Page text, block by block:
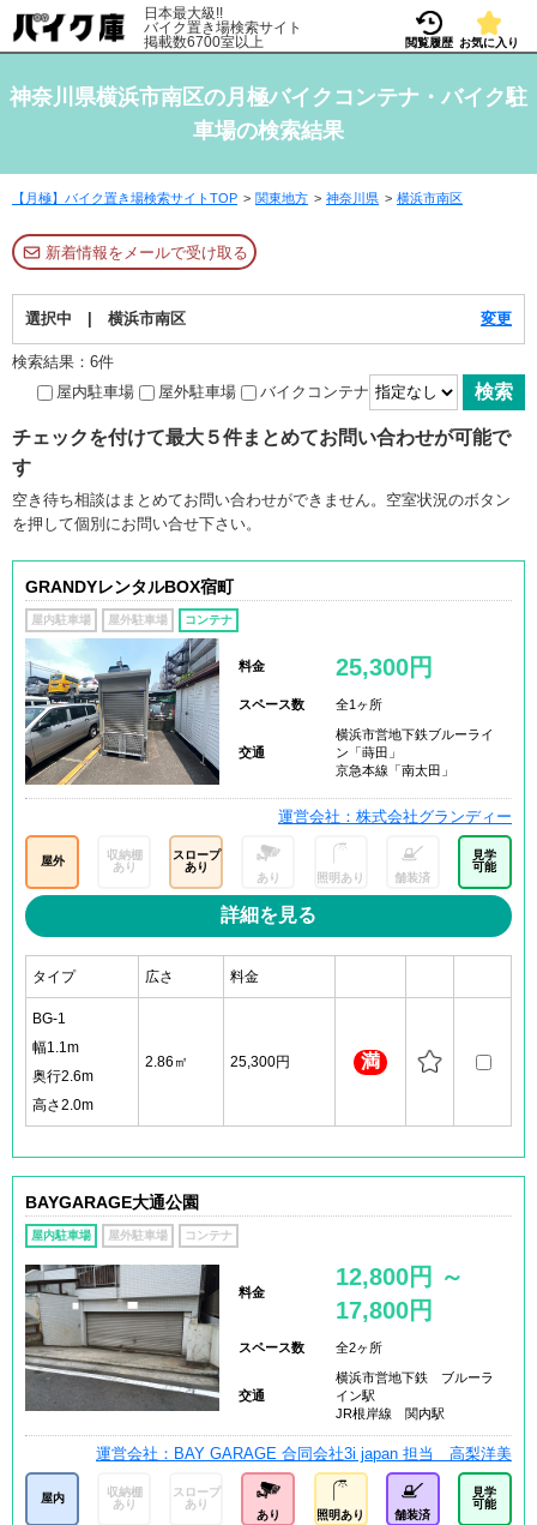
日本最大級!!
バイク置き場検索サイト
掲載数6700室以上
閲覧履歴 お気に入り
神奈川県横浜市南区の月極バイクコンテナ・バイク駐
車場の検索結果
【月極】バイク置き場検索サイトTOP 関東地方 神奈川県 横浜市南区
新着情報をメールで受け取る
選択中 | 横浜市南区 変更
検索結果：6件
屋内駐車場
屋外駐車場 バイクコンテナ
チェックを付けて最大５件まとめてお問い合わせが可能で
す
空き待ち相談はまとめてお問い合わせができません。空室状況のボタン
を押して個別にお問い合せ下さい。
GRANDYレンタルBOX宿町
屋内駐車場 屋外駐車場 コンテナ
料金 25,300円
スペース数 全1ヶ所
交通
横浜市営地下鉄ブルーライ
ン「蒔田」
京急本線「南太田」
運営会社：株式会社グランディー
屋外
収納棚
あり
スロープ
あり
あり 照明あり 舗装済
見学
可能
詳細を見る
タイプ 広さ 料金
BG-1
幅1.1m
奥行2.6m
高さ2.0m
2.86㎡ 25,300円 満
BAYGARAGE大通公園
屋内駐車場 屋外駐車場 コンテナ
料金
12,800円 ～
17,800円
スペース数 全2ヶ所
交通
横浜市営地下鉄 ブルーラ
イン駅
JR根岸線 関内駅
運営会社：BAY GARAGE 合同会社3i japan 担当 高梨洋美
屋内
収納棚
あり
スロープ
あり
あり 照明あり 舗装済
見学
可能